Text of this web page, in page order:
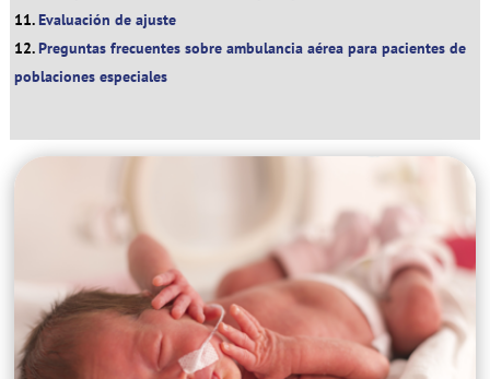
Evaluación de ajuste
Preguntas frecuentes sobre ambulancia aérea para pacientes de
poblaciones especiales